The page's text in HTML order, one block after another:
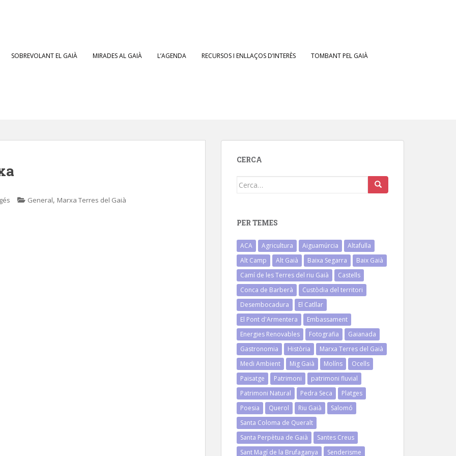
SOBREVOLANT EL GAIÀ MIRADES AL GAIÀ L’AGENDA RECURSOS I ENLLAÇOS D’INTERÈS TOMBANT PEL GAIÀ
General, Marxa Terres del Gaià
CERCA
Cerca:
PER TEMES
ACA Agricultura Aiguamúrcia
Altafulla
Alt Camp
Alt Gaià Baixa Segarra
Baix Gaià
Camí de les Terres del riu Gaià
Castells
Conca de Barberà
Custòdia del territori
Desembocadura
El Catllar
El Pont d'Armentera
Embassament
Energies Renovables
Fotografia
Gaianada
Gastronomia
Història
Marxa Terres del Gaià
Medi Ambient
Mig Gaià Molíns
Ocells
Paisatge
Patrimoni
patrimoni fluvial
Patrimoni Natural
Pedra Seca
Platges
Poesia
Querol Riu Gaià
Salomó
Santa Coloma de Queralt
Santa Perpètua de Gaià
Santes Creus
Sant Magí de la Brufaganya
Senderisme